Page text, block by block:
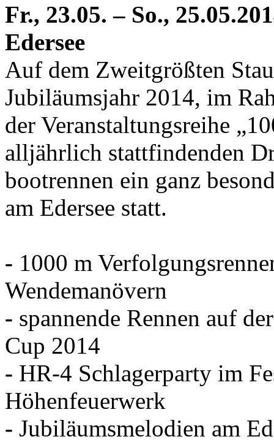
Fr., 23.05. – So.,
Edersee
Auf dem Zweitgrößten
Jubiläumsjahr 2014, im
der Veranstaltungsreihe
alljährlich stattfindenden
bootrennen ein ganz
am Edersee statt.
- 1000 m
Wendemanövern
- spannende Rennen auf
Cup 2014
- HR-4 Schlagerparty im
Höhenfeuerwerk
- Jubiläumsmelodien am